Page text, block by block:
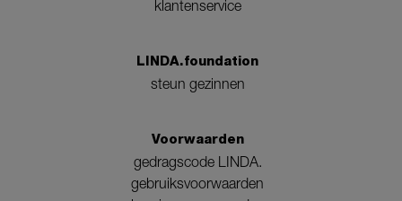
klantenservice
LINDA.foundation
steun gezinnen
Voorwaarden
gedragscode LINDA.
gebruiksvoorwaarden